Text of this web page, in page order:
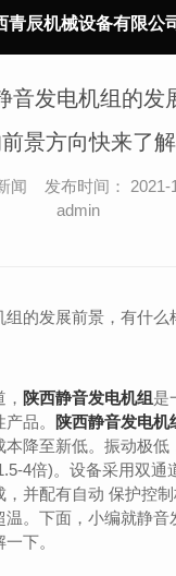
青辰机械设备有限公
音发电机组的发
景方向快来了
闻 发布时间：
admin
组的发展前景，有什么
陕西静音发电机组是
品。 陕西静音发电机
本降至新低。振动极低
4倍)。设备采用双通
，并配有自动 保护控
温。下面，小编就静音
下。